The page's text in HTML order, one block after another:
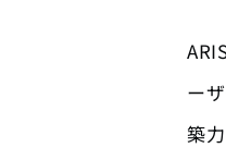
ー
築